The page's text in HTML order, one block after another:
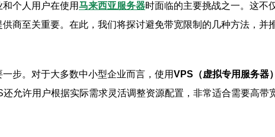
个人用户在使用马来西亚服务器时面临的主要挑战之一。这不
商至关重要。在此，我们将探讨避免带宽限制的几种方法，并
步。对于大多数中小型企业而言，使用VPS（虚拟专用服务器）
允许用户根据实际需求灵活调整资源配置，非常适合需要高带